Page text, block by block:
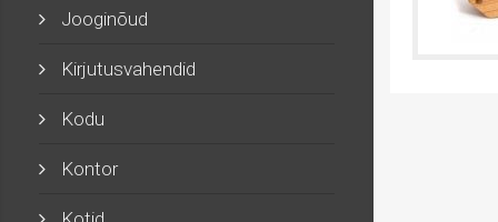
Jooginõud
Kirjutusvahendid
Kodu
Kontor